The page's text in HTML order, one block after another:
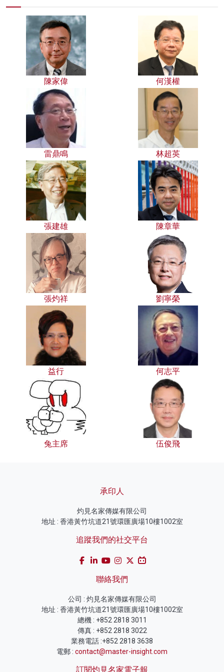
陳家偉 何漢權
雷鼎鳴 林超英
張建雄 陳章華
張灼祥 劉寧榮
益行 何志平
兔主席 伍俊飛
承印人
灼見名家傳媒有限公司
地址 : 香港黃竹坑道21號環匯廣場10樓1002室
追蹤我們的社交平台
聯絡我們
公司 : 灼見名家傳媒有限公司
地址 : 香港黃竹坑道21號環匯廣場10樓1002室
總機 : +852 2818 3011
傳真 : +852 2818 3022
業務電話 :+852 2818 3638
電郵 : contact@master-insight.com
訂閱灼見名家電子報